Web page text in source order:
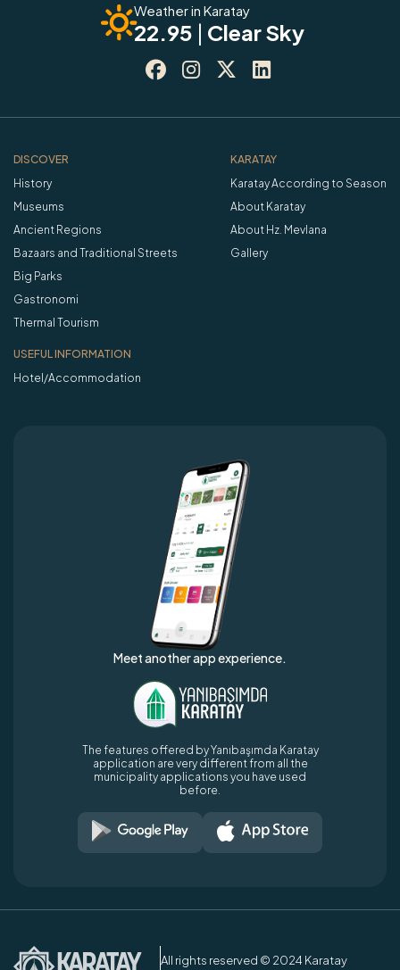
Weather in Karatay
22.95 | Clear Sky
   
DISCOVER
History
Museums
Ancient Regions
Bazaars and Traditional Streets
Big Parks
Gastronomi
Thermal Tourism
KARATAY
Karatay According to Season
About Karatay
About Hz. Mevlana
Gallery
USEFUL INFORMATION
Hotel/Accommodation
Meet another app experience.
The features offered by Yanıbaşımda Karatay
application are very different from all the
municipality applications you have used
before.
All rights reserved © 2024 Karatay